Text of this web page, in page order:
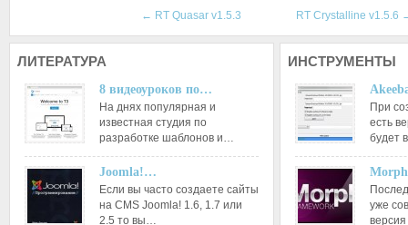
← RT Quasar v1.5.3 RT Crystalline v1.5.6
ЛИТЕРАТУРА
8 видеоуроков по…
На днях популярная и
известная студия по
разработке шаблонов и…
Joomla!…
Если вы часто создаете сайты
на CMS Joomla! 1.6, 1.7 или
2.5 то вы…
ИНСТРУМЕНТЫ
При
есть
будет
уже